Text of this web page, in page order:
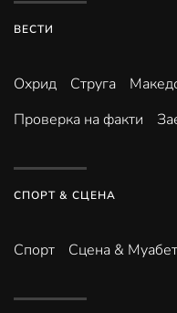
ВЕСТИ
Охрид Струга
Проверка на факти
СПОРТ & СЦЕНА
Спорт Сцена &